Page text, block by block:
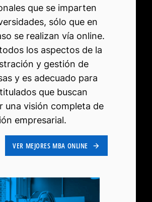
que se imparten
sólo que en
se realizan vía online.
los aspectos de la
y gestión de
y es adecuado para
que buscan
una visión completa de
empresarial.
VER MEJORES MBA ONLINE